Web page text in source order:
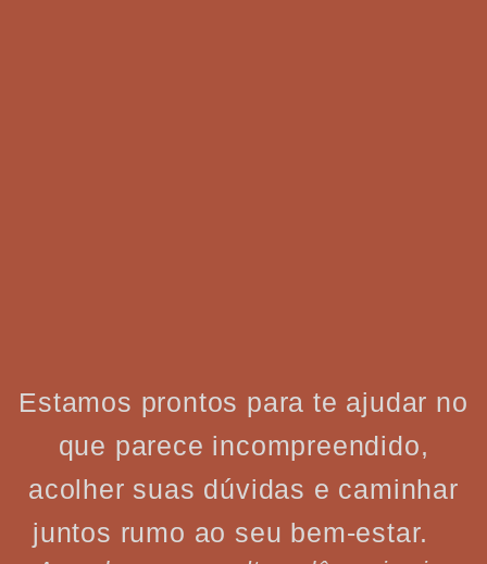
Estamos prontos para te ajudar no
que parece incompreendido,
acolher suas dúvidas e caminhar
juntos rumo ao seu bem-estar.